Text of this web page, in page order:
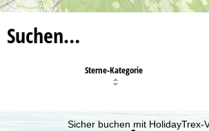
Suchen…
Sterne-Kategorie
Sicher buchen mit HolidayTrex-